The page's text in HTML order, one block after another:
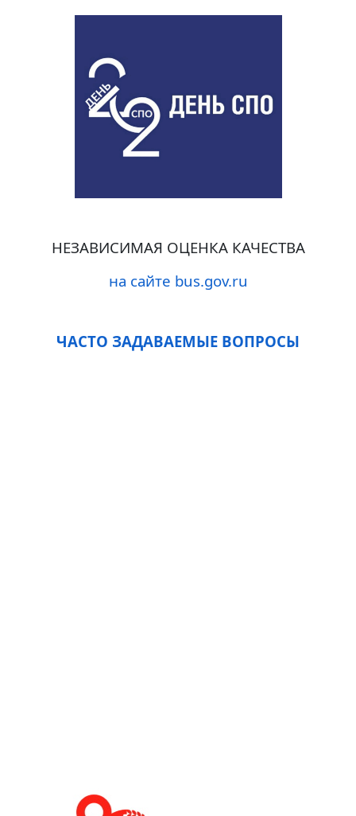
НЕЗАВИСИМАЯ ОЦЕНКА КАЧЕСТВА
на сайте bus.gov.ru
ЧАСТО ЗАДАВАЕМЫЕ ВОПРОСЫ